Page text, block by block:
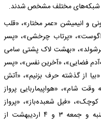
شبکه‌های مختلف مشخص شدند.
و انیمیشن «عمر مختار»، «قلب
«پرتاب چرخشی»، «پسر
«بهشت لاک پشتی سامی‌
فضایی»، «آخرین نفس»، «پسر
از گذشته‌ حرف بزنیم»، «آتش
شام»، «هواپیماربایی پرواز
کوچک»، «فیل شعبده‌باز»، «پرواز
پیالی»، «روز هشتم» و «رابطه»؛ پنجشنبه‌ و جمعه‌ ۳ و ۴ اردیبهشت ‌از